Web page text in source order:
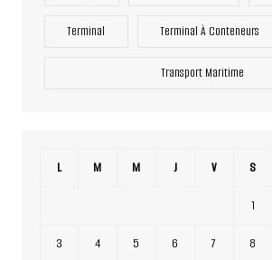
Terminal Terminal À Conteneurs
Transport Maritime
L M M J V S
1
3 4 5 6 7 8